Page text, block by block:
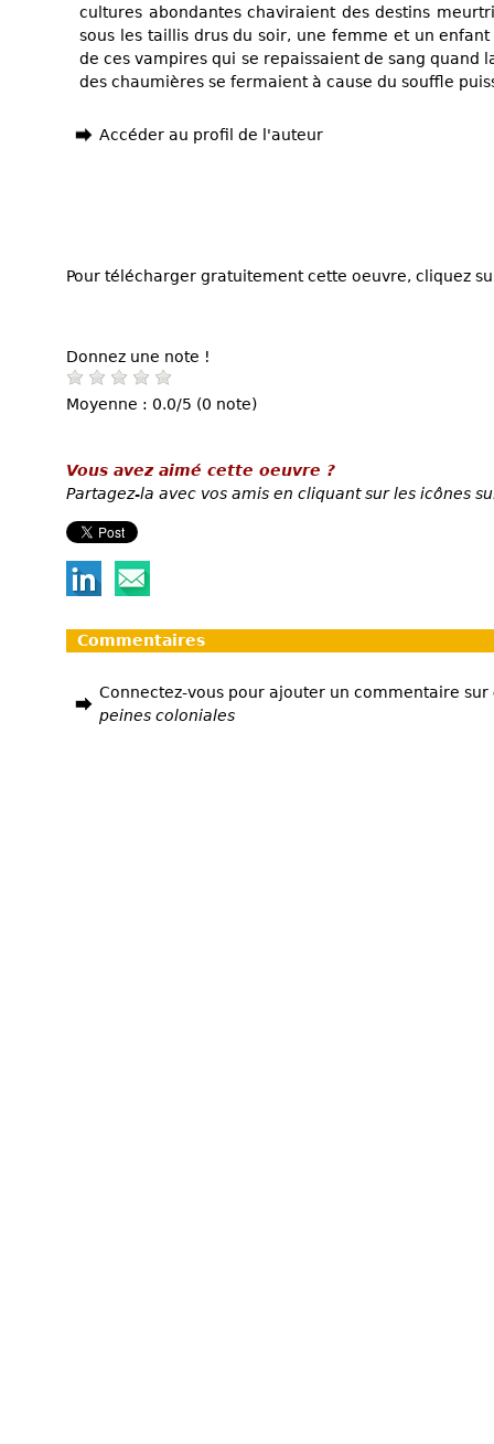
cultures abondantes chaviraient des destins
sous les taillis drus du soir, une femme et un
de ces vampires qui se repaissaient de sang quand
des chaumières se fermaient à cause du souffle
Accéder au profil de l'auteur
Pour télécharger gratuitement cette oeuvre, cliquez
Donnez une note !
Moyenne : 0.0/5 (0 note)
Vous avez aimé cette oeuvre ?
Partagez-la avec vos amis en cliquant sur les icônes
Commentaires
Connectez-vous pour ajouter un commentaire sur
peines coloniales